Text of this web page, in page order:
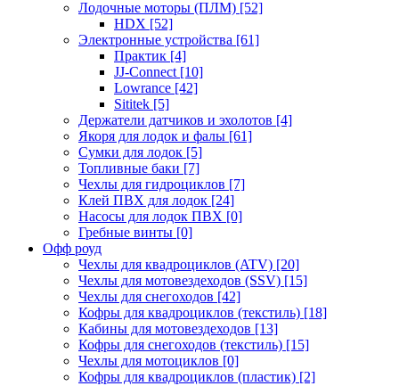
Лодочные моторы (ПЛМ) [52]
HDX [52]
Электронные устройства [61]
Практик [4]
JJ-Connect [10]
Lowrance [42]
Sititek [5]
Держатели датчиков и эхолотов [4]
Якоря для лодок и фалы [61]
Сумки для лодок [5]
Топливные баки [7]
Чехлы для гидроциклов [7]
Клей ПВХ для лодок [24]
Насосы для лодок ПВХ [0]
Гребные винты [0]
Офф роуд
Чехлы для квадроциклов (ATV) [20]
Чехлы для мотовездеходов (SSV) [15]
Чехлы для снегоходов [42]
Кофры для квадроциклов (текстиль) [18]
Кабины для мотовездеходов [13]
Кофры для снегоходов (текстиль) [15]
Чехлы для мотоциклов [0]
Кофры для квадроциклов (пластик) [2]